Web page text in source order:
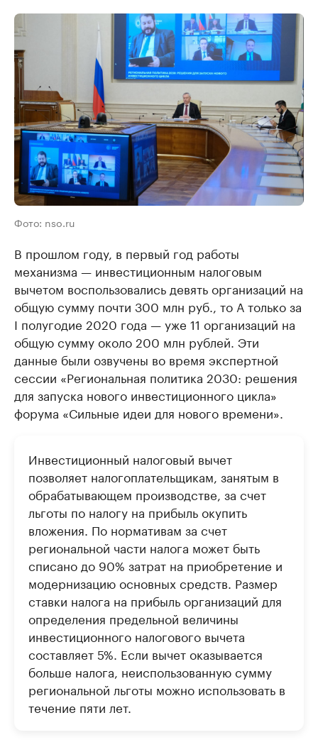
Фото: nso.ru
В прошлом году, в первый год работы
механизма — инвестиционным налоговым
вычетом воспользовались девять организаций на
общую сумму почти 300 млн руб., то А только за
I полугодие 2020 года — уже 11 организаций на
общую сумму около 200 млн рублей. Эти
данные были озвучены во время экспертной
сессии «Региональная политика 2030: решения
для запуска нового инвестиционного цикла»
форума «Сильные идеи для нового времени».
Инвестиционный налоговый вычет
позволяет налогоплательщикам, занятым в
обрабатывающем производстве, за счет
льготы по налогу на прибыль окупить
вложения. По нормативам за счет
региональной части налога может быть
списано до 90% затрат на приобретение и
модернизацию основных средств. Размер
ставки налога на прибыль организаций для
определения предельной величины
инвестиционного налогового вычета
составляет 5%. Если вычет оказывается
больше налога, неиспользованную сумму
региональной льготы можно использовать в
течение пяти лет.